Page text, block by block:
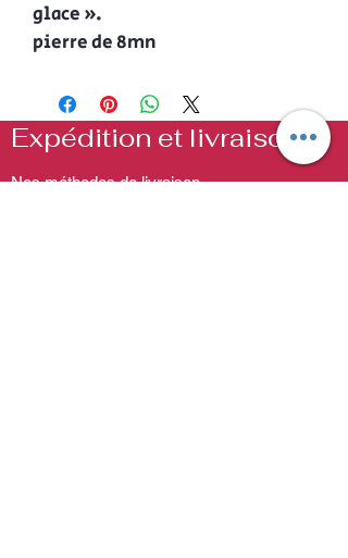
glace ».
pierre de 8mn
Expédition et livraison
Nos méthodes de livraison